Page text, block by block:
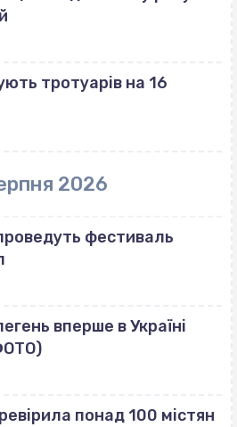
тротуарів на 16
2026
фестиваль
вперше в Україні
понад 100 містян